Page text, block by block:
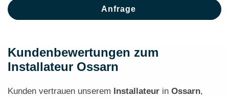
Anfrage
Kundenbewertungen zum
Installateur Ossarn
Kunden vertrauen unserem Installateur in Ossarn,